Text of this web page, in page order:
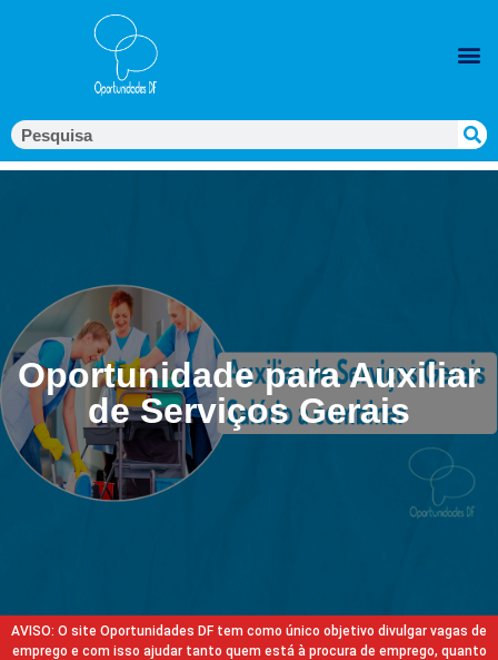
Oportunidade para Auxiliar
de Serviços Gerais
AVISO: O site Oportunidades DF tem como único objetivo divulgar vagas de
emprego e com isso ajudar tanto quem está à procura de emprego, quanto